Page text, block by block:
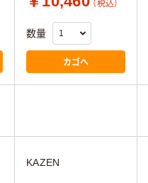
（税込）
数量
カゴへ
KAZEN